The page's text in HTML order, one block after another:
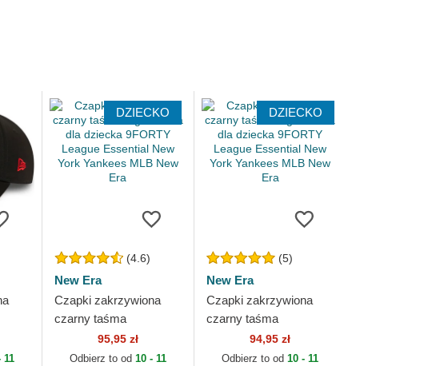
11
DZIECKO
(4.6)
New Era
Czapki zakrzywiona
czarny taśma
regulowana dla dziecka
9FORTY League
95,95 zł
Odbierz to od 10 - 11
DZIECKO
(5)
New Era
Czapki zakrzywiona
czarny taśma
regulowana dla dziecka
9FORTY League
94,95 zł
Odbierz to od10 - 11